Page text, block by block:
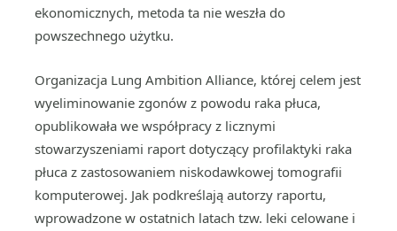
ekonomicznych, metoda ta nie weszła do
powszechnego użytku.
Organizacja Lung Ambition Alliance, której celem jest
wyeliminowanie zgonów z powodu raka płuca,
opublikowała we współpracy z licznymi
stowarzyszeniami raport dotyczący profilaktyki raka
płuca z zastosowaniem niskodawkowej tomografii
komputerowej. Jak podkreślają autorzy raportu,
wprowadzone w ostatnich latach tzw. leki celowane i